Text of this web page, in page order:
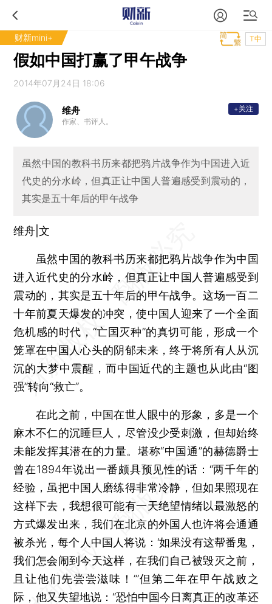
财新mini+ T中
假如中国打赢了甲午战争
2014年07月24日 18:06
维舟
作家、书评人。
+关注
虽然中国的教科书历来都把鸦片战争作为中国进入近
代史的分水岭，但真正让中国人普遍感受到震动的，
其实是五十年后的甲午战争
维舟|文
虽然中国的教科书历来都把鸦片战争作为中国
进入近代史的分水岭，但真正让中国人普遍感受到
震动的，其实是五十年后的甲午战争。这场一百二
十年前夏天爆发的冲突，使中国人迎来了一个全面
危机感的时代，“亡国灭种”的真切可能，形成一个
笼罩在中国人心头的阴郁未来，终于将所有人从沉
沉的大梦中震醒，而中国近代的主题也从此由“图
强”转向“救亡”。
在此之前，中国在世人眼中的形象，多是一个
麻木不仁的沉睡巨人，尽管没少受刺激，但却始终
未能发挥其潜在的力量。堪称“中国通”的赫德爵士
曾在1894年说出一番颇具预见性的话：“两千年的
经验，虽把中国人磨练得非常冷静，但如果照现在
这样下去，我想很可能有一天绝望情绪以最激怒的
方式爆发出来，我们在北京的外国人也许将会通通
被杀光，每个人中国人将说：‘如果没有这帮番鬼，
我们怎会闹到今天这样，在我们自己被毁灭之前，
且让他们先尝尝滋味！’”但第二年在甲午战败之
际，他又失望地说：“恐怕中国今日离真正的改革还